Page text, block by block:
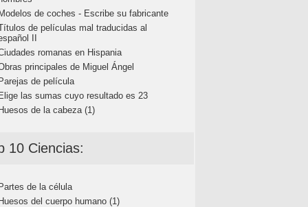
de coches - Escribe su fabricante
de películas mal traducidas al
II
romanas en Hispania
principales de Miguel Ángel
de película
las sumas cuyo resultado es 23
de la cabeza (1)
10 Ciencias:
de la célula
del cuerpo humano (1)